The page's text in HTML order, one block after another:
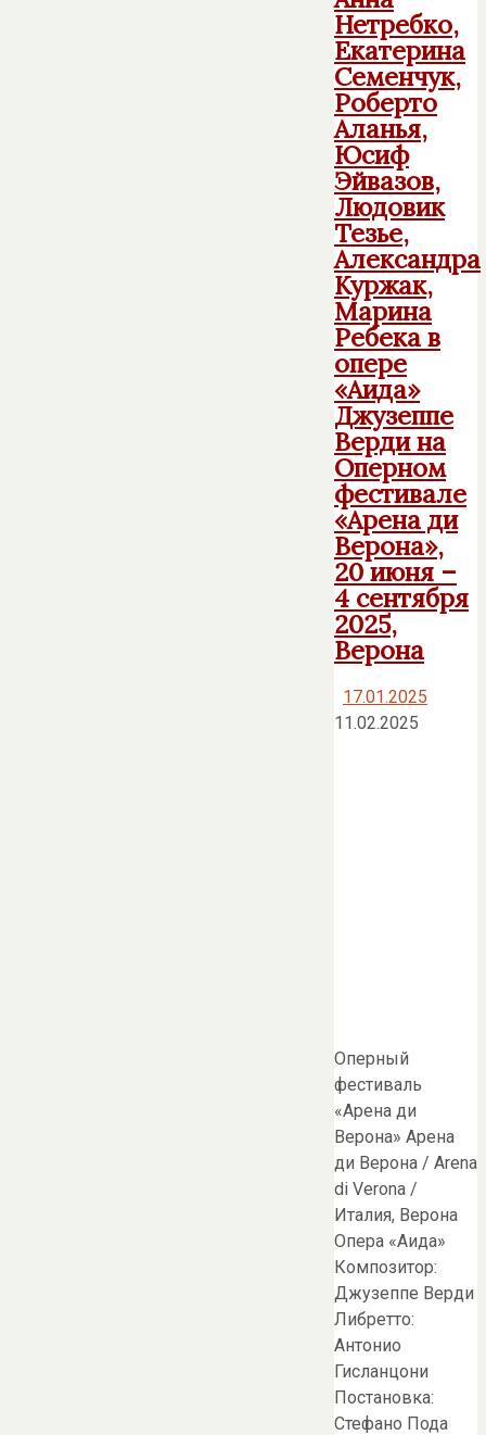
Нетребко,
Екатерина
Семенчук,
Роберто
Аланья,
Юсиф
Эйвазов,
Людовик
Тезье,
Александра
Куржак,
Марина
Ребека в
опере
«Аида»
Джузеппе
Верди на
Оперном
фестивале
«Арена ди
Верона»,
20 июня –
4 сентября
2025,
Верона
17.01.2025
11.02.2025
Оперный
фестиваль
«Арена ди
Верона» Арена
ди Верона / Arena
di Verona /
Италия, Верона
Опера «Аида»
Композитор:
Джузеппе Верди
Либретто:
Антонио
Гисланцони
Постановка:
Стефано Пода